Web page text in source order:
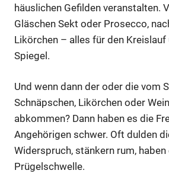
Anzeige
häuslichen Gefilden veranstalten.
Gläschen Sekt oder Prosecco,
Likörchen – alles für den Kreislauf
Spiegel.
Und wenn dann der oder die vom
Schnäpschen, Likörchen oder
abkommen? Dann haben es die
Angehörigen schwer. Oft dulden
Widerspruch, stänkern rum,
Prügelschwelle.